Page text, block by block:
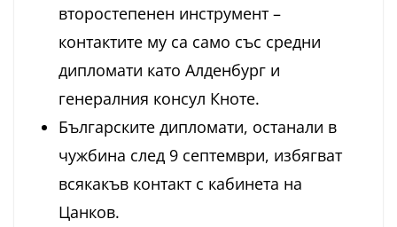
второстепенен инструмент –
контактите му са само със средни
дипломати като Алденбург и
генералния консул Кноте.
Българските дипломати, останали в
чужбина след 9 септември, избягват
всякакъв контакт с кабинета на
Цанков.